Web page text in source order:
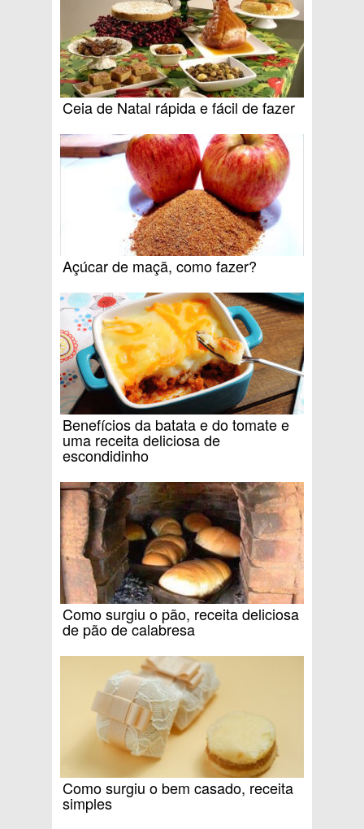
Ceia de Natal rápida e fácil de fazer
Açúcar de maçã, como fazer?
Benefícios da batata e do tomate e
uma receita deliciosa de
escondidinho
Como surgiu o pão, receita deliciosa
de pão de calabresa
Como surgiu o bem casado, receita
simples